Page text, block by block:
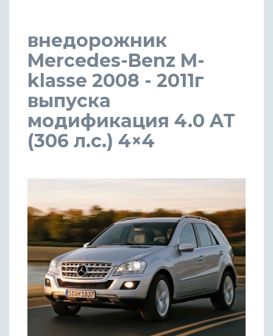
внедорожник
Mercedes-Benz M-
klasse 2008 - 2011г
выпуска
модификация 4.0 AT
(306 л.с.) 4×4